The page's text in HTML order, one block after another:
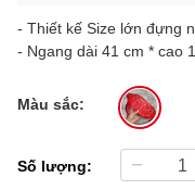
- Thiết kế Size lớn đựng
- Ngang dài 41 cm * cao
Màu sắc:
Số lượng: